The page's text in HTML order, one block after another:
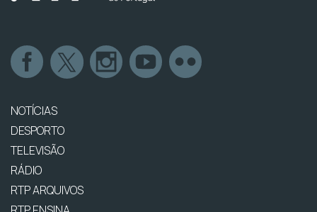
NOTÍCIAS
DESPORTO
TELEVISÃO
RÁDIO
RTP ARQUIVOS